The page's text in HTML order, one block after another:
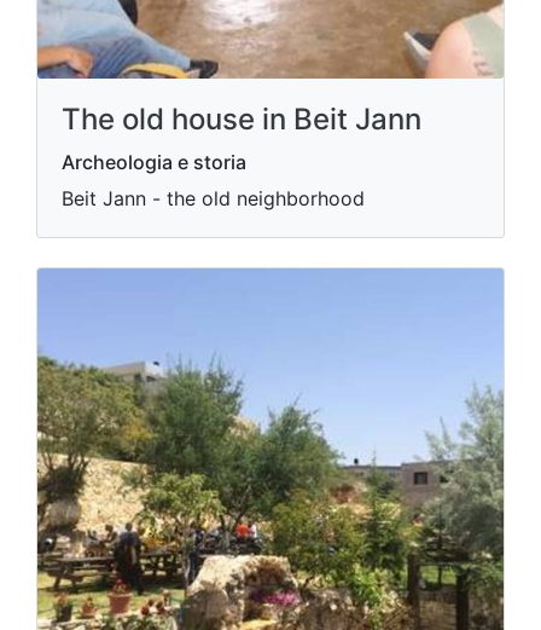
The old house in Beit Jann
Archeologia e storia
Beit Jann - the old neighborhood